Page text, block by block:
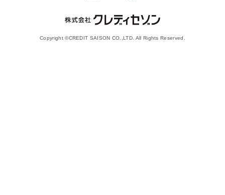
Copyright ©CREDIT SAISON CO.,LTD. All Rights Reserved.